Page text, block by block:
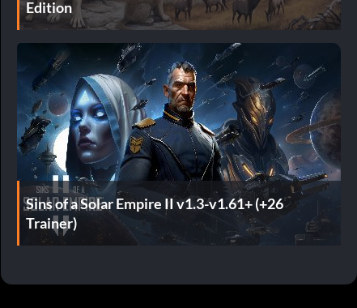
Edition
Sins of a Solar Empire II v1.3-v1.61+ (+26
Trainer)